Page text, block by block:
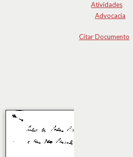
Atividades
Advocacia
Citar Documento